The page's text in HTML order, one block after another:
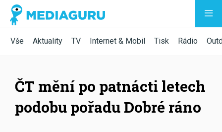
Vše Aktuality TV Internet & Mobil Tisk Rádio
ČT mění po patnácti letech
podobu pořadu Dobré ráno